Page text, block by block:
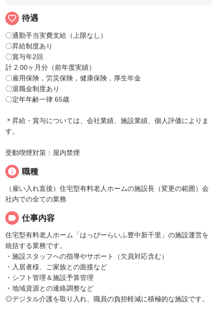
favorite_border 待遇
〇通勤手当実費支給（上限なし）
〇昇給制度あり
〇賞与年2回
計 2.00ヶ月分（前年度実績）
〇雇用保険，労災保険，健康保険，厚生年金
〇退職金制度あり
〇定年年齢一律 65歳
＊昇給・賞与については、会社業績、施設業績、個人評価によりま
す。
受動喫煙対策：屋内禁煙
info 職種
（雇い入れ直後）住宅型有料老人ホームの施設長（変更の範囲）会
社内での全ての業務
label 仕事内容
住宅型有料老人ホーム「はっぴーらいふ豊中新千里」の施設運営を
統括する業務です。
・施設スタッフへの指導やサポート（欠員対応含む）
・入居者様、ご家族との面接など
・シフト管理＆施設予算管理
・地域資源との連絡調整など
◎デジタル介護を取り入れ、職員の負担軽減に積極的な施設です。